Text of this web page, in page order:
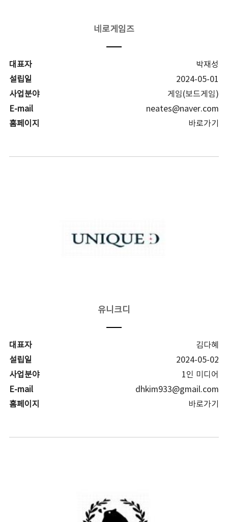
네로게임즈
대표자
박재성
설립일
2024-05-01
사업분야
게임(보드게임)
E-mail
neates@naver.com
홈페이지
바로가기
유니크디
대표자
김다혜
설립일
2024-05-02
사업분야
1인 미디어
E-mail
dhkim933@gmail.com
홈페이지
바로가기